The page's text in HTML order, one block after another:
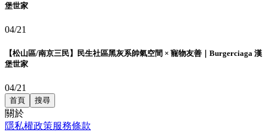
堡世家
04/21
【松山區/南京三民】民生社區黑灰系帥氣空間 × 寵物友善｜Burgerciaga 漢
堡世家
04/21
首頁 搜尋
關於
隱私權政策服務條款